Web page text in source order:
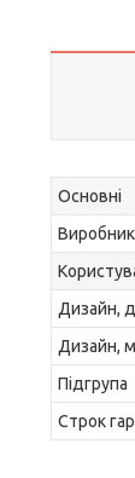
Основні
Виробник
Дизайн,
Дизайн,
Підгрупа
Строк